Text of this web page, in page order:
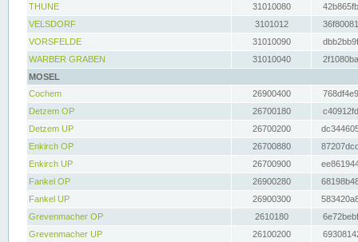
THUNE
31010080
VELSDORF
3101012
VORSFELDE
31010090
WARBER GRABEN
31010040
MOSEL
Cochem
26900400
Detzem OP
26700180
Detzem UP
26700200
Enkirch OP
26700880
Enkirch UP
26700900
Fankel OP
26900280
Fankel UP
26900300
Grevenmacher OP
2610180
Grevenmacher UP
26100200